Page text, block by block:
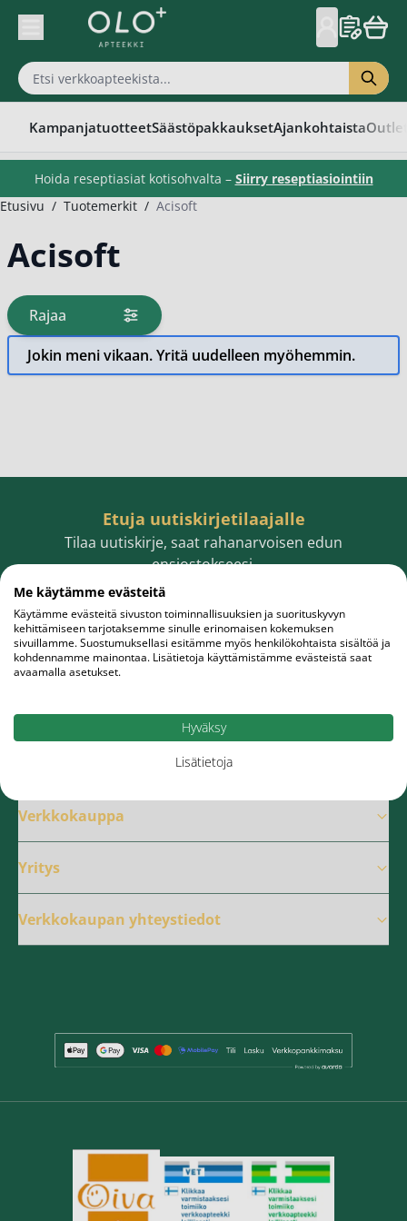
Skip to Content
KampanjatuotteetSäästöpakkauksetAjankohtaista
Hoida reseptiasiat kotisohvalta – Siirry reseptiasiointiin
Etusivu / Tuotemerkit / Acisoft
Acisoft
Rajaa
tuotteita
Jokin meni vikaan. Yritä uudelleen myöhemmin.
Etuja uutiskirjetilaajalle
Tilaa uutiskirje, saat rahanarvoisen edun
ensiostokseesi.
Sähköpostiosoite
Tilaa
Verkkokauppa
Yritys
Verkkokaupan yhteystiedot
Me käytämme evästeitä
Käytämme evästeitä sivuston toiminnallisuuksien ja suorituskyvyn
kehittämiseen tarjotaksemme sinulle erinomaisen kokemuksen
sivuillamme. Suostumuksellasi esitämme myös henkilökohtaista sisältöä ja
kohdennamme mainontaa. Lisätietoja käyttämistämme evästeistä saat
avaamalla asetukset.
Hyväksy
Lisätietoja